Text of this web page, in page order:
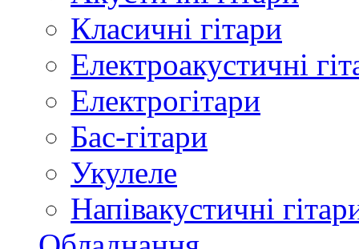
Класичні гітари
Електроакустичні
Електрогітари
Бас-гітари
Укулеле
Напівакустичні